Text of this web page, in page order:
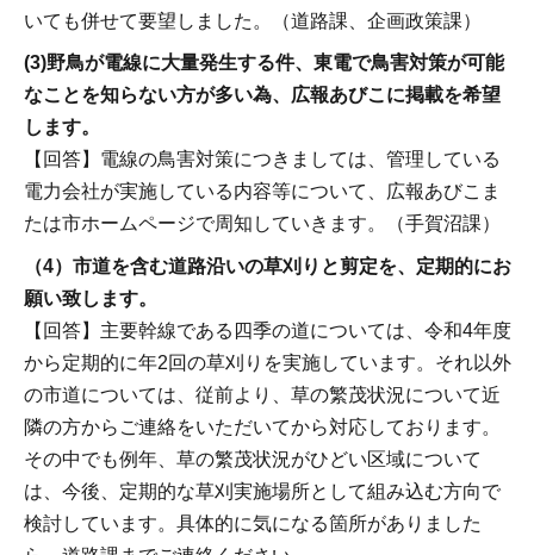
いても併せて要望しました。（道路課、企画政策課）
(3)野鳥が電線に大量発生する件、東電で鳥害対策が可能
なことを知らない方が多い為、広報あびこに掲載を希望
します。
【回答】電線の鳥害対策につきましては、管理している
電力会社が実施している内容等について、広報あびこま
たは市ホームページで周知していきます。（手賀沼課）
（4）市道を含む道路沿いの草刈りと剪定を、定期的にお
願い致します。
【回答】主要幹線である四季の道については、令和4年度
から定期的に年2回の草刈りを実施しています。それ以外
の市道については、従前より、草の繁茂状況について近
隣の方からご連絡をいただいてから対応しております。
その中でも例年、草の繁茂状況がひどい区域について
は、今後、定期的な草刈実施場所として組み込む方向で
検討しています。具体的に気になる箇所がありました